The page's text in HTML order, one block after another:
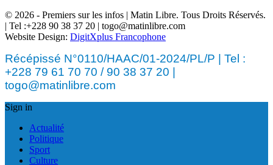
© 2026 - Premiers sur les infos | Matin Libre. Tous Droits Réservés.
| Tel :+228 90 38 37 20 | togo@matinlibre.com
Website Design: DigitXplus Francophone
Récépissé N°0110/HAAC/01-2024/PL/P | Tel :
+228 79 61 70 70 / 90 38 37 20 |
togo@matinlibre.com
Sign in
Actualité
Politique
Sport
Culture